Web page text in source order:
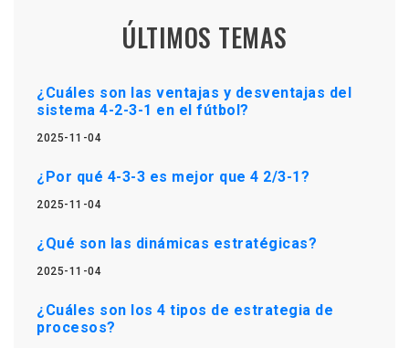
ÚLTIMOS TEMAS
¿Cuáles son las ventajas y desventajas del
sistema 4-2-3-1 en el fútbol?
2025-11-04
¿Por qué 4-3-3 es mejor que 4 2/3-1?
2025-11-04
¿Qué son las dinámicas estratégicas?
2025-11-04
¿Cuáles son los 4 tipos de estrategia de
procesos?